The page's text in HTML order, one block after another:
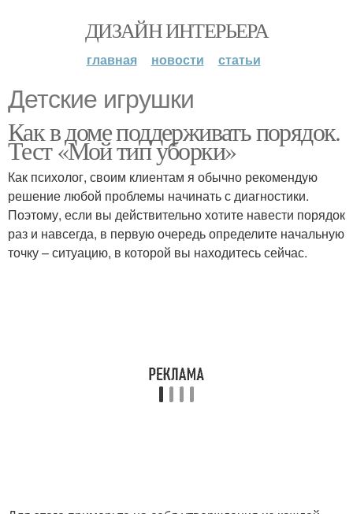
ДИЗАЙН ИНТЕРЬЕРА
главная новости статьи
Детские игрушки
Как в доме поддерживать порядок.
Тест «Мой тип уборки»
Как психолог, своим клиентам я обычно рекомендую
решение любой проблемы начинать с диагностики.
Поэтому, если вы действительно хотите навести порядок
раз и навсегда, в первую очередь определите начальную
точку – ситуацию, в которой вы находитесь сейчас.